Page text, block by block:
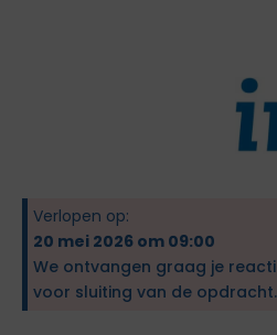
Verlopen op:
20 mei 2026 om 09:00
We ontvangen graag je
voor sluiting van de opdracht.